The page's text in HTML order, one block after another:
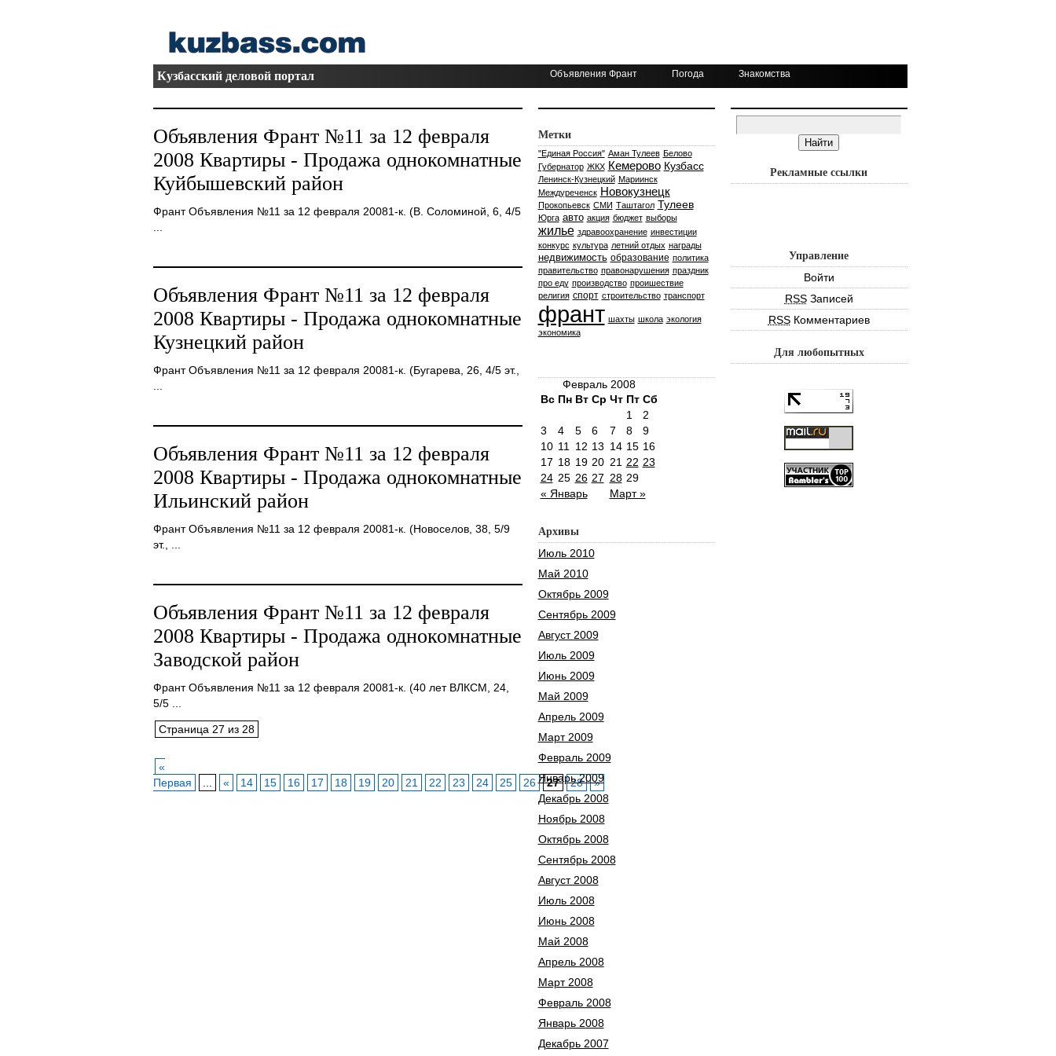
Кузбасский деловой портал Объявления Франт Погода Знакомства
Объявления Франт №11 за 12 февраля
2008 Квартиры - Продажа однокомнатные
Куйбышевский район
Франт Объявления №11 за 12 февраля 20081-к. (В. Соломиной, 6, 4/5
Объявления Франт №11 за 12 февраля
2008 Квартиры - Продажа однокомнатные
Кузнецкий район
Франт Объявления №11 за 12 февраля 20081-к. (Бугарева, 26, 4/5 эт.,
Объявления Франт №11 за 12 февраля
2008 Квартиры - Продажа однокомнатные
Ильинский район
Франт Объявления №11 за 12 февраля 20081-к. (Новоселов, 38, 5/9
эт., ...
Объявления Франт №11 за 12 февраля
2008 Квартиры - Продажа однокомнатные
Заводской район
Франт Объявления №11 за 12 февраля 20081-к. (40 лет ВЛКСМ, 24,
5/5 ...
Страница 27 из 28
«
Первая
« 14 15 16 17 18 19 20 21 22 23 24 25 26 27 28 »
Метки
"Единая Россия" Аман Тулеев Белово
Губернатор ЖКХ Кемерово Кузбасс
Ленинск-Кузнецкий Мариинск
Междуреченск Новокузнецк
Прокопьевск СМИ Таштагол Тулеев
Юрга авто акция бюджет выборы
жилье здравоохранение инвестиции
конкурс культура летний отдых награды
недвижимость образование политика
правительство правонарушения праздник
про еду производство проишествие
религия спорт строительство транспорт
франт шахты школа экология
экономика
Февраль 2008
Вс Пн Вт Ср Чт Пт Сб
« Январь Март »
1
2
3
4 5 6 7 8
9
10 11 12 13 14 15 16
17 18 19 20 21 22 23
24 25 26 27 28 29
Архивы
Июль 2010
Май 2010
Октябрь 2009
Сентябрь 2009
Август 2009
Июль 2009
Июнь 2009
Май 2009
Апрель 2009
Март 2009
Февраль 2009
Январь 2009
Декабрь 2008
Ноябрь 2008
Октябрь 2008
Сентябрь 2008
Август 2008
Июль 2008
Июнь 2008
Май 2008
Апрель 2008
Март 2008
Февраль 2008
Январь 2008
Декабрь 2007
Рекламные ссылки
Управление
Войти
RSSЗаписей
RSSКомментариев
Для любопытных